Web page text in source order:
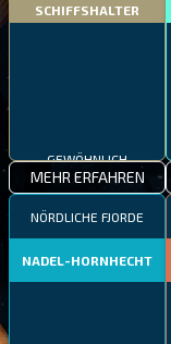
SCHIFFSHALTER
MEHR ERFAHREN
NÖRDLICHE FJORDE
NADEL-HORNHECHT